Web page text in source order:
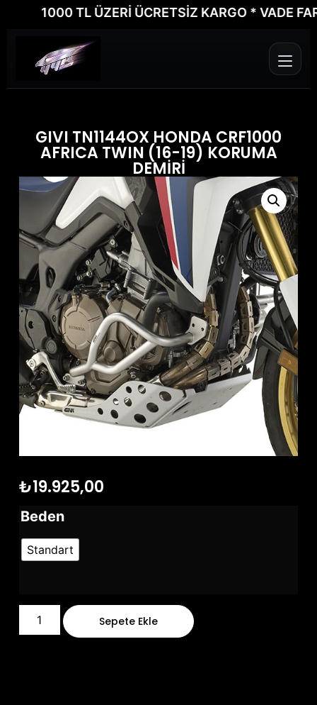
1000 TL ÜZERİ ÜCRETSİZ KARGO * VADE
GIVI TN1144OX HONDA CRF1000
AFRICA TWIN (16-19) KORUMA
DEMİRİ
₺19.925,00
Beden
Standart
Sepete Ekle